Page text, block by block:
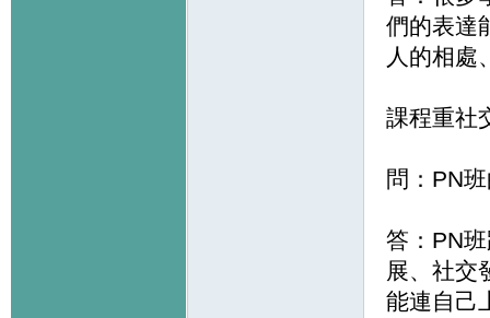
們的表達
人的相處
課程重社
問：PN
答：PN
展、社交
能連自己